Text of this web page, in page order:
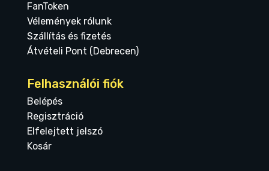
FanToken
Vélemények rólunk
Szállítás és fizetés
Átvételi Pont (Debrecen)
Felhasználói fiók
Belépés
Regisztráció
Elfelejtett jelszó
Kosár